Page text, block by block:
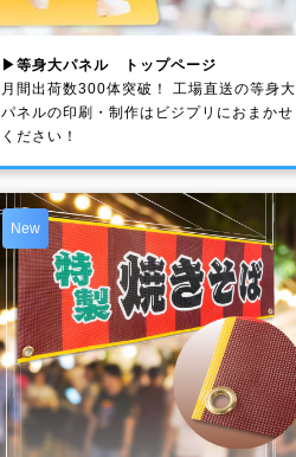
▶等身大パネル トップページ
月間出荷数300体突破！ 工場直送の等身大
パネルの印刷・制作は ビジプリ におまかせ
ください！
New